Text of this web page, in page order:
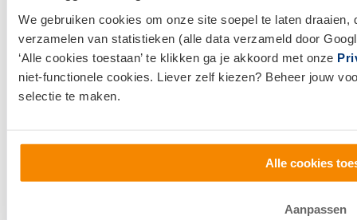
We gebruiken cookies om onze site soepel te laten
verzamelen van statistieken (alle data verzameld door
‘Alle cookies toestaan’ te klikken ga je akkoord met onze
niet-functionele cookies. Liever zelf kiezen? Beheer jouw
selectie te maken.
Alle cookies
Aanpassen
Hypotheken
Hypotheek afsluiten
Actuele hypotheekrentes
Financieel Advies
Huis kopen